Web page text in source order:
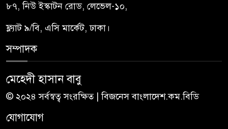
৮৭, নিউ ইস্কাটন রোড, লেভেল-১০,
ফ্ল্যাট ৯/বি, এসি মার্কেট, ঢাকা।
সম্পাদক
মেহেদী হাসান বাবু
© ২০২৪ সর্বস্বত্ব সংরক্ষিত | বিজনেস বাংলাদেশ.কম.বিডি
যোগাযোগ